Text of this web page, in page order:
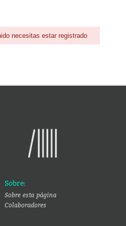
necesitas estar registrado
Sobre:
Sobre esta página
Colaboradores